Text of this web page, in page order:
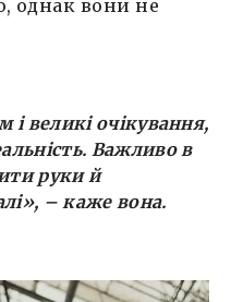
однак вони не
і великі очікування,
Важливо в
руки й
– каже вона.